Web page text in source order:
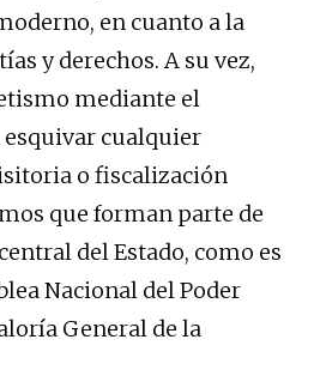
en cuanto a la
y derechos. A su vez,
mediante el
cualquier
o fiscalización
que forman parte de
del Estado, como es
Nacional del Poder
General de la